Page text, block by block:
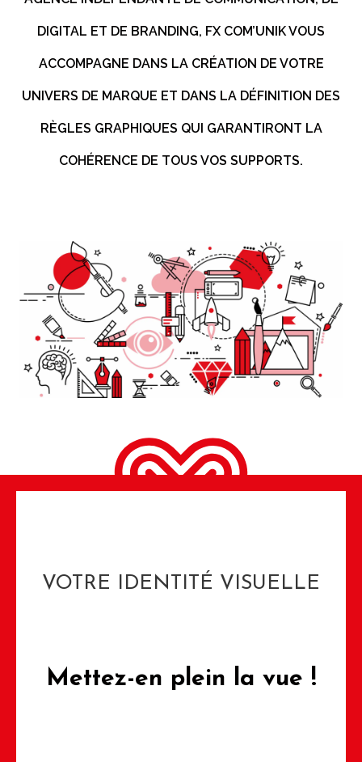
DIGITAL ET DE BRANDING, FX COM’UNIK VOUS
ACCOMPAGNE DANS LA CRÉATION DE VOTRE
UNIVERS DE MARQUE ET DANS LA DÉFINITION DES
RÈGLES GRAPHIQUES QUI GARANTIRONT LA
COHÉRENCE DE TOUS VOS SUPPORTS.
VOTRE IDENTITÉ VISUELLE
Mettez-en plein la vue !